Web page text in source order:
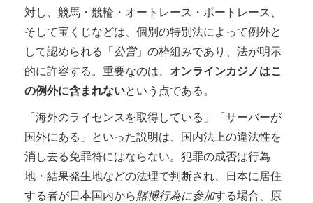
対し、競馬・競輪・オートレース・ボートレース、
そして宝くじなどは、個別の特別法によって例外と
して認められる「公営」の枠組みであり、法が明示
的に許容する。重要なのは、 オンラインカジノはこ
の例外に含まれないという点である。
「海外のライセンスを取得している」「サーバーが
国外にある」といった説明は、国内法上の違法性を
消し去る免罪符にはならない。犯罪の成否は行為
地・結果発生地などの法理で判断され、日本に居住
する者が日本国内から賭博行為に参加する場合、原